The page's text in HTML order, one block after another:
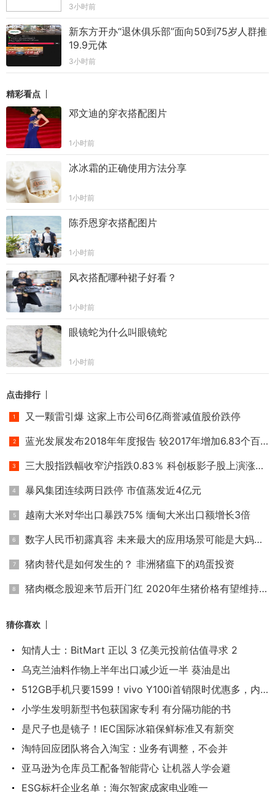
3小时前
新东方开办“退休俱乐部”面向50到75岁人群推
19.9元体
3小时前
精彩看点
邓文迪的穿衣搭配图片
1小时前
冰冰霜的正确使用方法分享
1小时前
陈乔恩穿衣搭配图片
1小时前
风衣搭配哪种裙子好看？
1小时前
眼镜蛇为什么叫眼镜蛇
1小时前
点击排行
又一颗雷引爆 这家上市公司6亿商誉减值股价跌停
蓝光发展发布2018年年度报告 较2017年增加6.83个百分点
三大股指跌幅收窄沪指跌0.83％ 科创板影子股上演涨停潮
暴风集团连续两日跌停 市值蒸发近4亿元
越南大米对华出口暴跌75% 缅甸大米出口额增长3倍
数字人民币初露真容 未来最大的应用场景可能是大妈买菜
猪肉替代是如何发生的？ 非洲猪瘟下的鸡蛋投资
猪肉概念股迎来节后开门红 2020年生猪价格有望维持高位
猜你喜欢
知情人士：BitMart 正以 3 亿美元投前估值寻求 2
乌克兰油料作物上半年出口减少近一半 葵油是出
512GB手机只要1599！vivo Y100i首销限时优惠多，内置
小学生发明新型书包获国家专利 有分隔功能的书
是尺子也是镜子！IEC国际冰箱保鲜标准又有新突
淘特回应团队将合入淘宝：业务有调整，不会并
亚马逊为仓库员工配备智能背心 让机器人学会避
ESG标杆企业名单：海尔智家成家电业唯一